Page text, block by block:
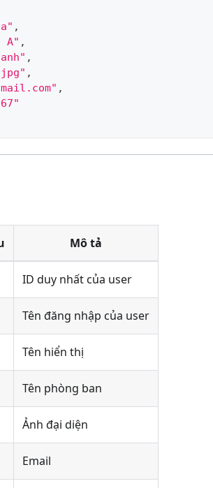
,
A" ,
,
,
" ,
Mô tả
ID duy nhất của user
Tên đăng nhập của user
Tên hiển thị
Tên phòng ban
Ảnh đại diện
Email